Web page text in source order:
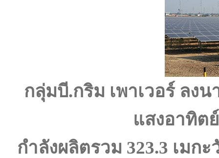
กลุ่มบี.กริม เพาเวอร์ ลงน
แสงอาทิตย์
กำลังผลิตรวม 323.3 เมก